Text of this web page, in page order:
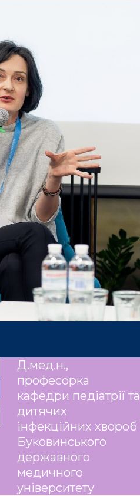
Д.мед.н.,
професорка
кафедри педіатрії та
дитячих
інфекційних хвороб
Буковинського
державного
медичного
університету